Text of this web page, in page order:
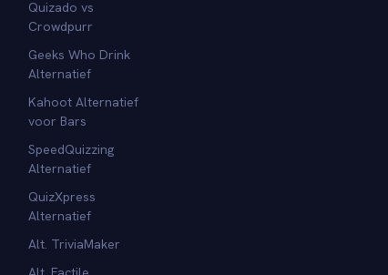
Quizado vs
Crowdpurr
Geeks Who Drink
Alternatief
Kahoot Alternatief
voor Bars
SpeedQuizzing
Alternatief
QuizXpress
Alternatief
Alt. TriviaMaker